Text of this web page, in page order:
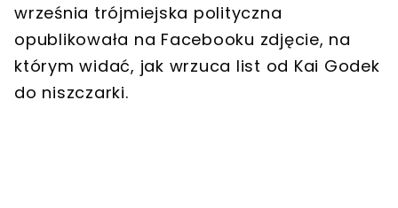
września trójmiejska polityczna
opublikowała na Facebooku zdjęcie, na
którym widać, jak wrzuca list od Kai Godek
do niszczarki.